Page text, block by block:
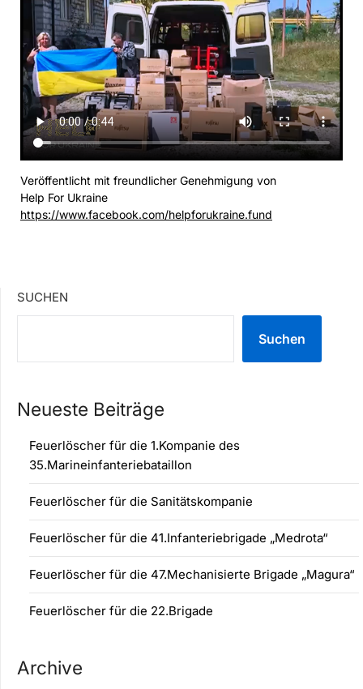
Veröffentlicht mit freundlicher Genehmigung von
Help For Ukraine
https://www.facebook.com/helpforukraine.fund
SUCHEN
Suchen
Neueste Beiträge
Feuerlöscher für die 1.Kompanie des
35.Marineinfanteriebataillon
Feuerlöscher für die Sanitätskompanie
Feuerlöscher für die 41.Infanteriebrigade „Medrota“
Feuerlöscher für die 47.Mechanisierte Brigade „Magura“
Feuerlöscher für die 22.Brigade
Archive